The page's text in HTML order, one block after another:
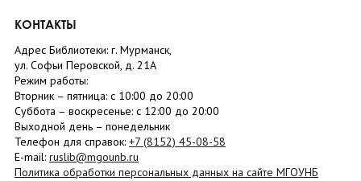
КОНТАКТЫ
Адрес Библиотеки: г. Мурманск,
ул. Софьи Перовской, д. 21А
Режим работы:
Вторник – пятница: с 10:00 до 20:00
Суббота – воскресенье: c 12:00 до 20:00
Выходной день – понедельник
Телефон для справок: +7 (8152) 45-08-58
E-mail: ruslib@mgounb.ru
Политика обработки персональных данных на сайте МГОУНБ